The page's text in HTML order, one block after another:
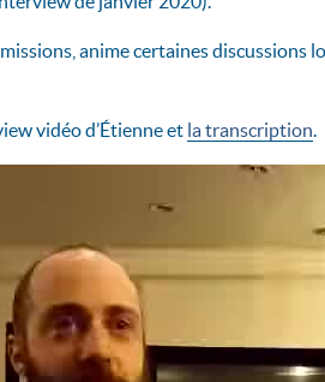
anime certaines discussions
vidéo d’Étienne et la transcription.
Video